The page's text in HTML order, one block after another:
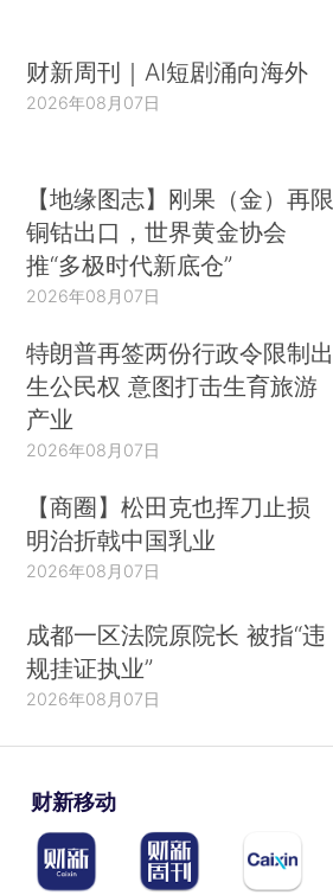
财新周刊｜AI短剧涌向海外
2026年08月07日
【地缘图志】刚果（金）再限
铜钴出口，世界黄金协会
推“多极时代新底仓”
2026年08月07日
特朗普再签两份行政令限制出
生公民权 意图打击生育旅游
产业
2026年08月07日
【商圈】松田克也挥刀止损
明治折戟中国乳业
2026年08月07日
成都一区法院原院长 被指“违
规挂证执业”
2026年08月07日
财新移动